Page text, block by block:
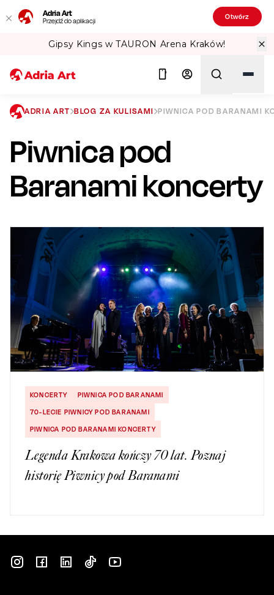
Adria Art
Przejdź do aplikacji Otwórz
Kraków! Sprawdź Teatralne Lato
ADRIA ART BLOG ZA KULISAMI PIWNICA POD BARANAMI
Piwnica pod
Baranami koncerty
KONCERTY
PIWNICA POD BARANAMI
70-LECIE PIWNICY POD BARANAMI
PIWNICA POD BARANAMI KONCERTY
Legenda Krakowa kończy 70 lat. Poznaj
historię Piwnicy pod Baranami